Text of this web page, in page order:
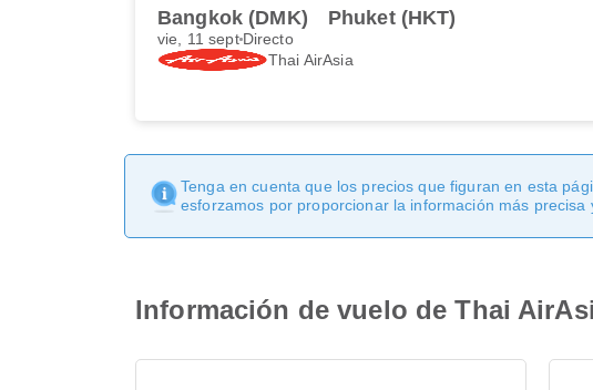
Bangkok (DMK) Phuket (HKT)
vie, 11 septDirecto
Thai AirAsia
Tenga en cuenta que los precios que figuran en esta
esforzamos por proporcionar la información más precisa
Información de vuelo de Thai